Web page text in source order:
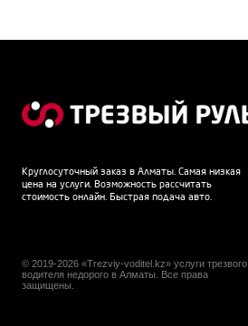
Круглосуточный заказ в Алматы. Самая низкая
цена на услуги. Возможность рассчитать
стоимость онлайн. Быстрая подача авто.
© 2019-2026 «Trezviy-voditel.kz» услуги трезвого
водителя недорого в Алматы. Все права
защищены.